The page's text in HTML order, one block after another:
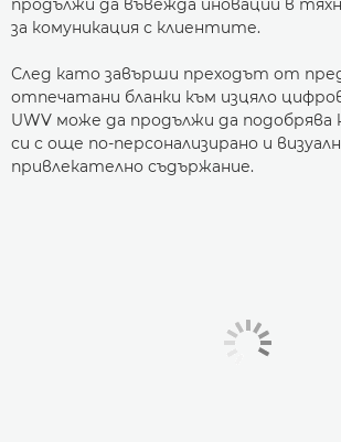
за комуникация с клиентите.
След като завърши преходът от
отпечатани бланки към изцяло
UWV може да продължи да подобрява
си с още по-персонализирано и
привлекателно съдържание.